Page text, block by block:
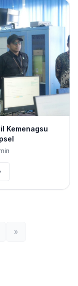
Kemenagsu
»